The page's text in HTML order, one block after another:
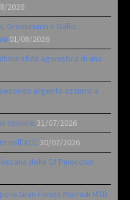
2026
Grossmann e Gallis.
01/08/2026
sfida agonistica di una
argento azzurro a
tornare 31/07/2026
nell’XCC 30/07/2026
della Gf Pinocchio
la Gran Fondo Marradi MTB